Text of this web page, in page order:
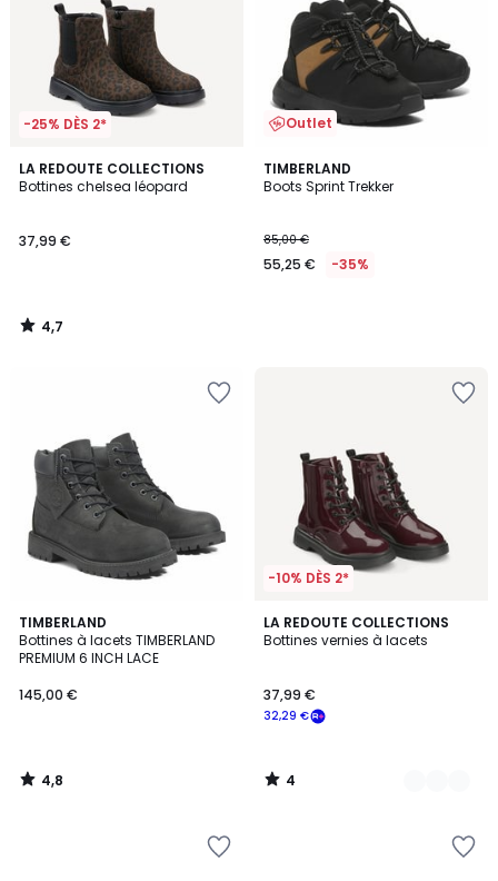
-25% DÈS 2*
LA REDOUTE COLLECTIONS
Bottines chelsea léopard
37,99 €
4,7
/ 5
4,7
/
Outlet
TIMBERLAND
Boots Sprint Trekker
85,00 €
55,25 € -35%
TIMBERLAND
Bottines à lacets TIMBERLAND
PREMIUM 6 INCH LACE
145,00 €
4,8
/ 5
4,8
/
-10% DÈS 2*
LA REDOUTE COLLECTIONS
Bottines vernies à lacets
32,29 €
37,99 €
4
/
3
Couleurs
4
/